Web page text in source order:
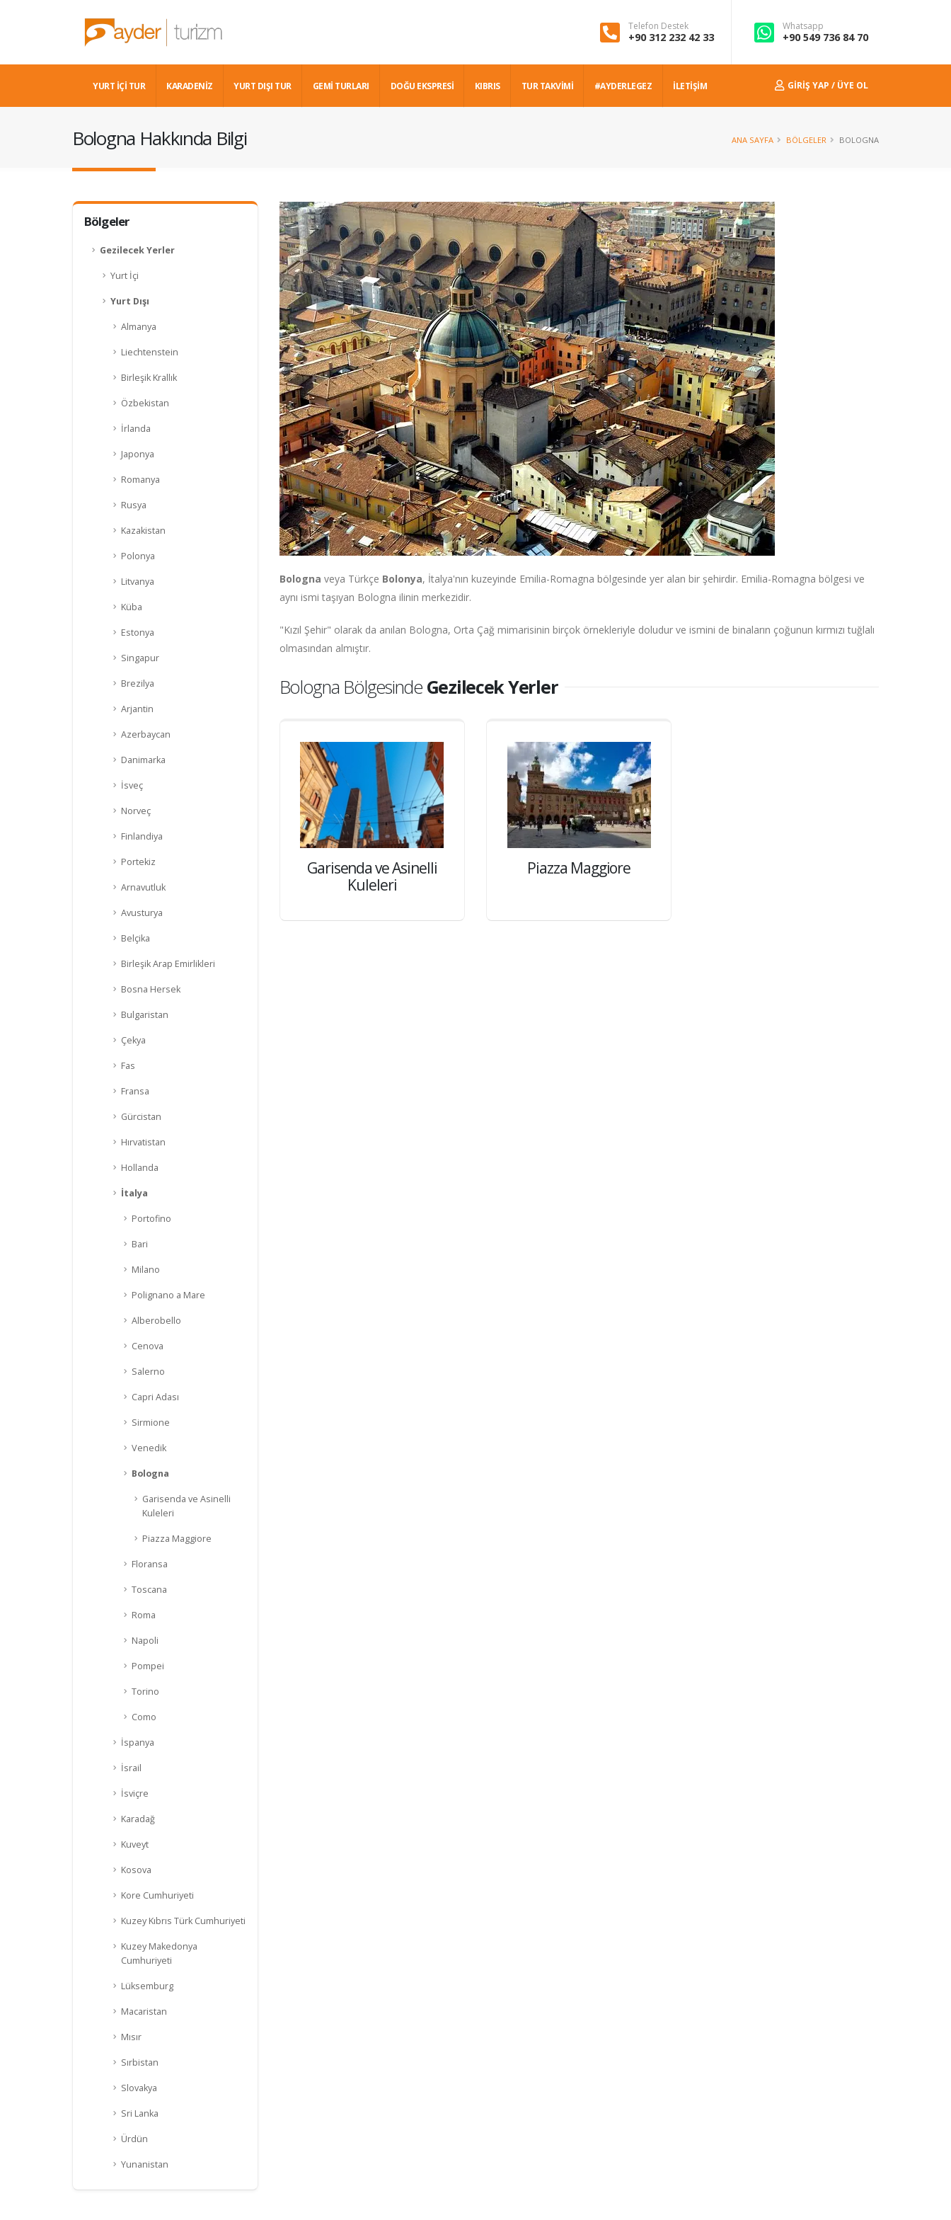
Telefon Destek
+90 312 232 42 33
Whatsapp
+90 549 736 84 70
YURT İÇİ TUR KARADENIZ YURT DIŞI TUR GEMİ TURLARI DOĞU EKSPRESİ KIBRIS TUR TAKVİMİ #AYDERLEGEZ İLETİŞİM GIRIŞ YAP / ÜYE OL
Bologna Hakkında Bilgi ANA SAYFA BÖLGELER BOLOGNA
Bölgeler
Gezilecek Yerler
Yurt İçi
Yurt Dışı
Almanya
Liechtenstein
Birleşik Krallık
Özbekistan
İrlanda
Japonya
Romanya
Rusya
Kazakistan
Polonya
Litvanya
Küba
Estonya
Singapur
Brezilya
Arjantin
Azerbaycan
Danimarka
İsveç
Norveç
Finlandiya
Portekiz
Arnavutluk
Avusturya
Belçika
Birleşik Arap Emirlikleri
Bosna Hersek
Bulgaristan
Çekya
Fas
Fransa
Gürcistan
Hırvatistan
Hollanda
İtalya
Portofino
Bari
Milano
Polignano a Mare
Alberobello
Cenova
Salerno
Capri Adası
Sirmione
Venedik
Bologna
Garisenda ve Asinelli
Kuleleri
Piazza Maggiore
Floransa
Toscana
Roma
Napoli
Pompei
Torino
Como
İspanya
İsrail
İsviçre
Karadağ
Kuveyt
Kosova
Kore Cumhuriyeti
Kuzey Kıbrıs Türk Cumhuriyeti
Kuzey Makedonya
Cumhuriyeti
Lüksemburg
Macaristan
Mısır
Sırbistan
Slovakya
Sri Lanka
Ürdün
Yunanistan
Bologna veya Türkçe Bolonya, İtalya'nın kuzeyinde Emilia-Romagna bölgesinde yer alan bir şehirdir. Emilia-Romagna bölgesi ve
aynı ismi taşıyan Bologna ilinin merkezidir.
"Kızıl Şehir" olarak da anılan Bologna, Orta Çağ mimarisinin birçok örnekleriyle doludur ve ismini de binaların çoğunun kırmızı tuğlalı
olmasından almıştır.
Bologna Bölgesinde Gezilecek Yerler
Garisenda ve Asinelli
Kuleleri
Piazza Maggiore